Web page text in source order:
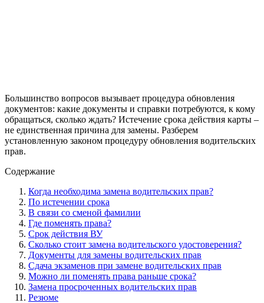
Большинство вопросов вызывает процедура обновления
документов: какие документы и справки потребуются, к кому
обращаться, сколько ждать? Истечение срока действия карты –
не единственная причина для замены. Разберем
установленную законом процедуру обновления водительских
прав.
Содержание
Когда необходима замена водительских прав?
По истечении срока
В связи со сменой фамилии
Где поменять права?
Срок действия ВУ
Сколько стоит замена водительского удостоверения?
Документы для замены водительских прав
Сдача экзаменов при замене водительских прав
Можно ли поменять права раньше срока?
Замена просроченных водительских прав
Резюме